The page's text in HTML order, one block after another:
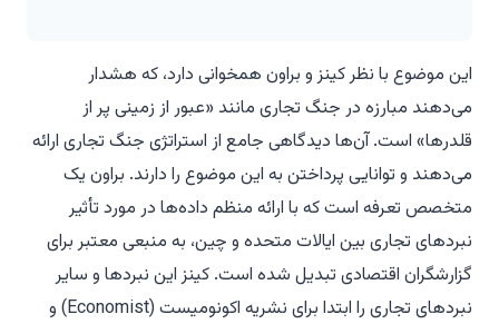
این موضوع با نظر کینز و براون همخوانی دارد، که هشدار
می‌دهند مبارزه در جنگ تجاری مانند «عبور از زمینی پر از
قلدرها» است. آن‌ها دیدگاهی جامع از استراتژی جنگ تجاری ارائه
می‌دهند و توانایی پرداختن به این موضوع را دارند. براون یک
متخصص تعرفه است که با ارائه منظم داده‌ها در مورد تأثیر
نبردهای تجاری بین ایالات متحده و چین، به منبعی معتبر برای
گزارشگران اقتصادی تبدیل شده است. کینز این نبردها و سایر
نبردهای تجاری را ابتدا برای نشریه اکونومیست
(Economist) و